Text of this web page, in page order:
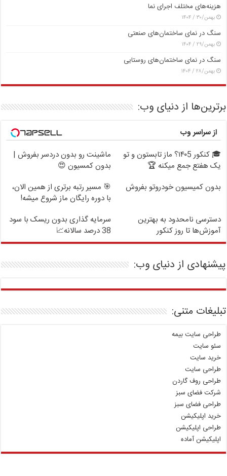
هزینه‌های مختلف اجرای نما
بهمن/۳۰ / ۱۴۰۴
سنگ در نمای ساختمان‌های صنعتی
بهمن/۲۹ / ۱۴۰۴
سنگ در نمای ساختمان‌های روستایی
بهمن/۲۸ / ۱۴۰۴
برترین‌ها از دنیای وب:
از سراسر وب
🎓 کنکور ۱۴۰5؟ ماز تابستون و تو
یک هفتع جمع میکنه 🏆
ماشینت رو بدون دردسر بفروش |
بدون کمسیون 😍
بدون کمیسیون خودروتو بفروش
🎯 مسیر رتبه برتری از همین الان،
با دوره رایگان ماز شروع میشه!
دسترسی نامحدود به بهترین
آموزش‌ها تا روز کنکور
سرمایه گذاری بدون ریسک با سود
38 درصد سالانه📈
پیشنهادی از دنیای وب:
تبلیغات متنی:
طراحی سایت بیمه
سئو سایت
خرید سایت
طراحی سایت
طراحی روف گاردن
شرکت فضای سبز
طراحی فضای سبز
خرید اپلیکیشن
طراحی اپلیکیشن
اپلیکیشن آماده